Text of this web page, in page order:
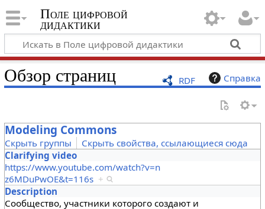
Поле цифровой
дидактики
RDF Справка
Обзор страниц
Modeling Commons
Скрыть группы
Скрыть свойства, ссылающиеся сюда
Clarifying video
https://www.youtube.com/watch?v=n
z6MDuPwOE&t=116s +
Description
Сообщество, участники которого создают и